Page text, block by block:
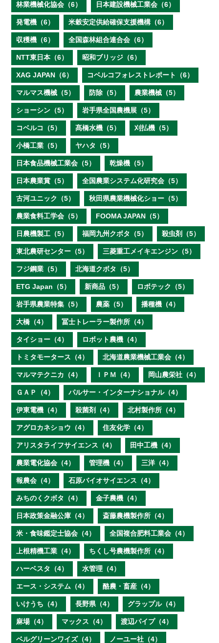
林業機械化協会（6） 日本建設機械工業会（6）
発電機（6） 米穀安定供給確保支援機構（6）
収穫機（6） 全国森林組合連合会（6）
NTT東日本（6） 昭和ブリッジ（6）
XAG JAPAN（6） コベルコフォレストレポート（6）
マルマス機械（5） 防除（5） 農業機械（5）
ショーシン（5） 岩手県全国農機展（5）
コベルコ（5） 髙橋水機（5） 刈払機（5）
小橋工業（5） ヤハタ（5）
日本食品機械工業会（5） 乾燥機（5）
日本農業賞（5） 全国農業システム化研究会（5）
古河ユニック（5） 秋田県農業機械化ショー（5）
農業食料工学会（5） FOOMA JAPAN（5）
日農機製工（5） 福岡九州クボタ（5） 殺虫剤（5）
東北農研センター（5） 三菱重工メイキエンジン（5）
フジ鋼業（5） 北海道クボタ（5）
ETG Japan（5） 新商品（5） ロボテック（5）
岩手県農業特集（5） 農薬（5） 播種機（4）
大橋（4） 冨士トレーラー製作所（4）
タイショー（4） ロボット農機（4）
トミタモータース（4） 北海道農業機械工業会（4）
マルマテクニカ（4） ＩＰＭ（4） 岡山農栄社（4）
ＧＡＰ（4） パルサー・インターナショナル（4）
伊東電機（4） 殺菌剤（4） 北村製作所（4）
アグロカネショウ（4） 住友化学（4）
アリスタライフサイエンス（4） 田中工機（4）
農業電化協会（4） 管理機（4） 三洋（4）
報農会（4） 石原バイオサイエンス（4）
みちのくクボタ（4） 金子農機（4）
日本政策金融公庫（4） 斎藤農機製作所（4）
米・食味鑑定士協会（4） 全国複合肥料工業会（4）
上根精機工業（4） ちくし号農機製作所（4）
ハーベスタ（4） 水管理（4）
エース・システム（4） 酪農・畜産（4）
いけうち（4） 長野県（4） グラップル（4）
麻場（4） マックス（4） 渡辺パイプ（4）
ベルグリーンワイズ（4） ノーユー社（4）